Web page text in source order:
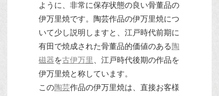
ように、非常に保存状態の良い骨董品の
伊万里焼です。陶芸作品の伊万里焼につ
いて少し説明しますと、江戸時代前期に
有田で焼成された骨董品的価値のある 陶
磁器を古伊万里
、江戸時代後期の作品を
伊万里焼と称しています。
この陶芸作品の伊万里焼は、直接お客様